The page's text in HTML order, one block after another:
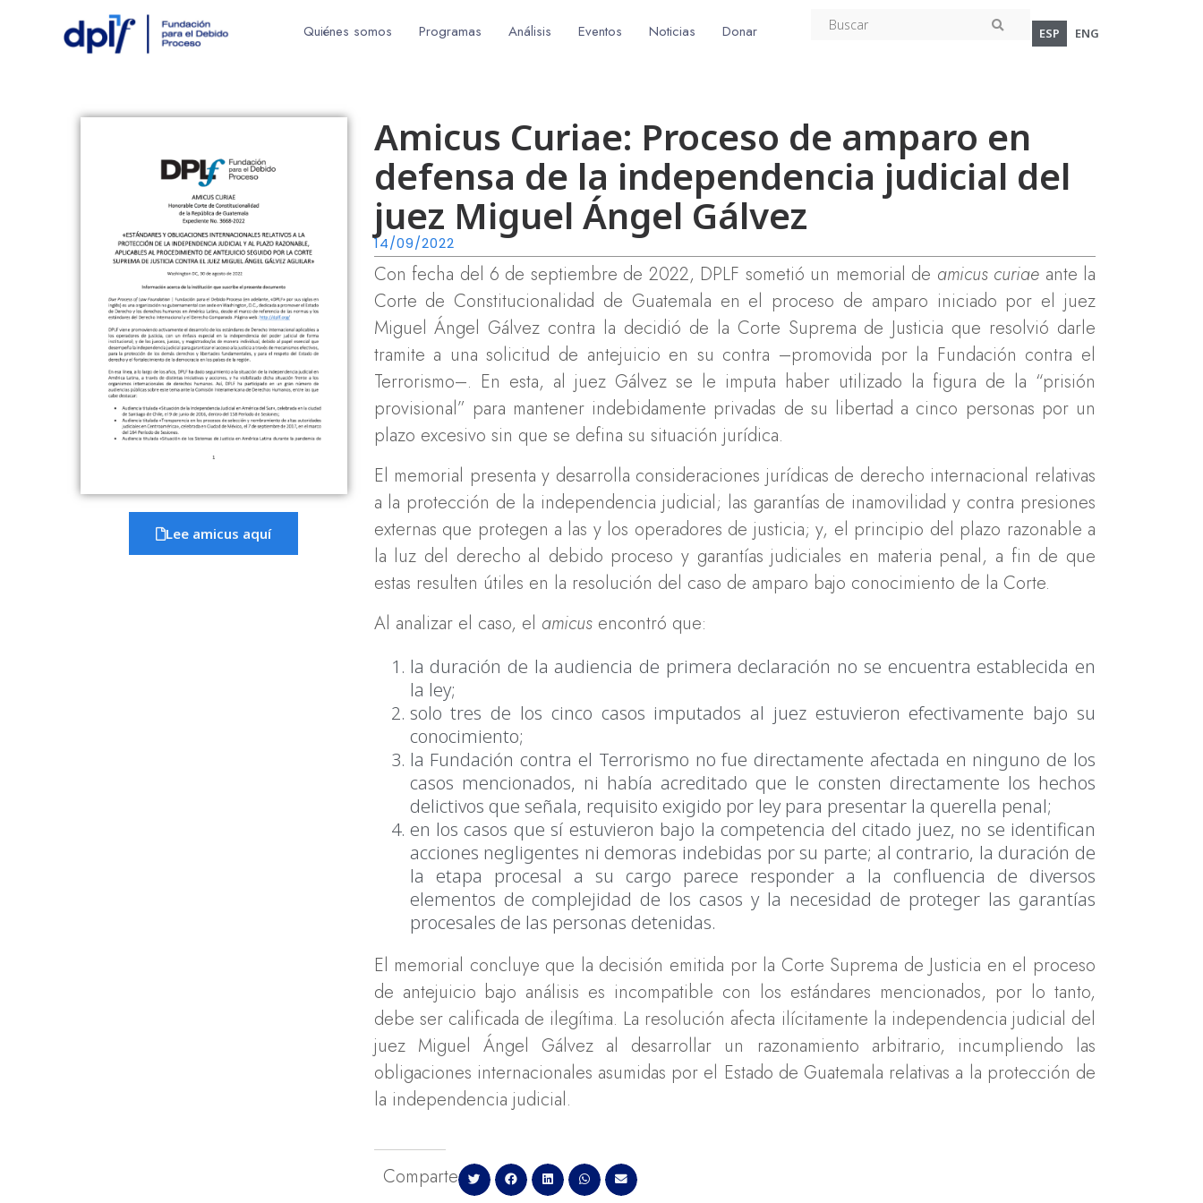
Quiénes somos Programas Análisis Eventos Noticias Donar ESP ENG
Lee amicus aquí
Amicus Curiae: Proceso de amparo en
defensa de la independencia judicial del
juez Miguel Ángel Gálvez
14/09/2022
Con fecha del 6 de septiembre de 2022, DPLF sometió un memorial de amicus curiae ante la
Corte de Constitucionalidad de Guatemala en el proceso de amparo iniciado por el juez
Miguel Ángel Gálvez contra la decidió de la Corte Suprema de Justicia que resolvió darle
tramite a una solicitud de antejuicio en su contra –promovida por la Fundación contra el
Terrorismo–. En esta, al juez Gálvez se le imputa haber utilizado la figura de la “prisión
provisional” para mantener indebidamente privadas de su libertad a cinco personas por un
plazo excesivo sin que se defina su situación jurídica.
El memorial presenta y desarrolla consideraciones jurídicas de derecho internacional relativas
a la protección de la independencia judicial; las garantías de inamovilidad y contra presiones
externas que protegen a las y los operadores de justicia; y, el principio del plazo razonable a
la luz del derecho al debido proceso y garantías judiciales en materia penal, a fin de que
estas resulten útiles en la resolución del caso de amparo bajo conocimiento de la Corte.
Al analizar el caso, el amicusencontró que:
la duración de la audiencia de primera declaración no se encuentra establecida en
la ley;
solo tres de los cinco casos imputados al juez estuvieron efectivamente bajo su
conocimiento;
la Fundación contra el Terrorismo no fue directamente afectada en ninguno de los
casos mencionados, ni había acreditado que le consten directamente los hechos
delictivos que señala, requisito exigido por ley para presentar la querella penal;
en los casos que sí estuvieron bajo la competencia del citado juez, no se identifican
acciones negligentes ni demoras indebidas por su parte; al contrario, la duración de
la etapa procesal a su cargo parece responder a la confluencia de diversos
elementos de complejidad de los casos y la necesidad de proteger las garantías
procesales de las personas detenidas.
El memorial concluye que la decisión emitida por la Corte Suprema de Justicia en el proceso
de antejuicio bajo análisis es incompatible con los estándares mencionados, por lo tanto,
debe ser calificada de ilegítima. La resolución afecta ilícitamente la independencia judicial del
juez Miguel Ángel Gálvez al desarrollar un razonamiento arbitrario, incumpliendo las
obligaciones internacionales asumidas por el Estado de Guatemala relativas a la protección de
la independencia judicial.
Comparte